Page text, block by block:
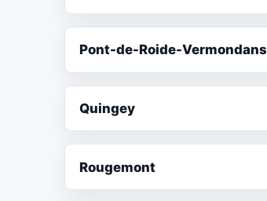
Pont-de-Roide-Vermondans
Quingey
Rougemont